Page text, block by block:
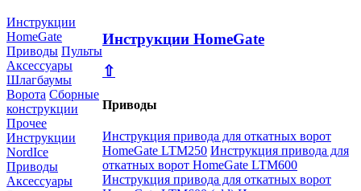
Инструкции
HomeGate
Приводы Пульты
Аксессуары
Шлагбаумы
Ворота Сборные
конструкции
Прочее
Инструкции
NordIce
Приводы
Аксессуары
Инструкции HomeGate
⇧
Приводы
Инструкция привода для откатных ворот
HomeGate LTM250 Инструкция привода для
откатных ворот HomeGate LTM600
Инструкция привода для откатных ворот